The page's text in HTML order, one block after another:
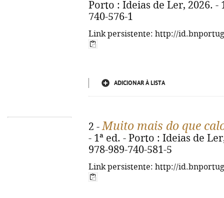
Porto : Ideias de Ler, 2026. -
740-576-1
Link persistente: http://
ADICIONAR À LISTA
2 -Muito mais do que
- 1ª ed. - Porto : Ideias de
978-989-740-581-5
Link persistente: http://